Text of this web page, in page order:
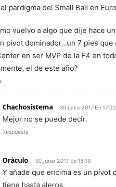
pardigma del Small Ball en
vuelvo a algo que dije hace
pívot dominador…un 7 pies
en ser MVP de la F4 en
el de este año?
Chachosistema 30 junio 2017 En 17:32
Mejor no se puede decir.
Respuesta
Oràculo 30 junio 2017 En 18:10
Y añade que encima es un pívot
tiene hasta aleros.